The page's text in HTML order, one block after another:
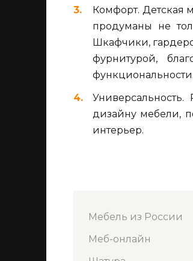
Комфорт. Детская
продуманы не
Шкафчики,
фурнитурой,
функциональности.
дизайну мебели,
интерьер.
Мебель из России
Меб-онлайн